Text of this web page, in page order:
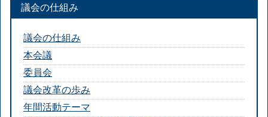
議会の仕組み
議会の仕組み
本会議
委員会
議会改革の歩み
年間活動テーマ